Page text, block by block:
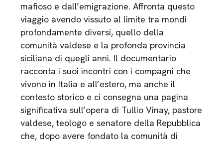
mafioso e dall’emigrazione. Affronta questo
viaggio avendo vissuto al limite tra mondi
profondamente diversi, quello della
comunità valdese e la profonda provincia
siciliana di quegli anni. Il documentario
racconta i suoi incontri con i compagni che
vivono in Italia e all’estero, ma anche il
contesto storico e ci consegna una pagina
significativa sull’opera di Tullio Vinay, pastore
valdese, teologo e senatore della Repubblica
che, dopo avere fondato la comunità di